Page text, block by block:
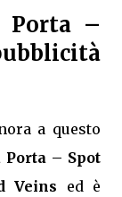
Porta –
a questo
– Spot
Veins ed è